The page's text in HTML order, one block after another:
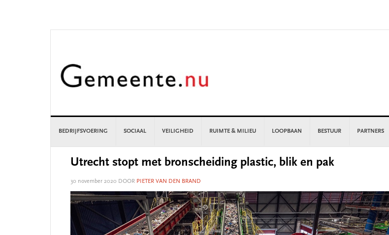
BEDRIJFSVOERING SOCIAAL VEILIGHEID RUIMTE & MILIEU LOOPBAAN BESTUUR PARTNERS
Utrecht stopt met bronscheiding plastic, blik en pak
30 november 2020 DOOR PIETER VAN DEN BRAND